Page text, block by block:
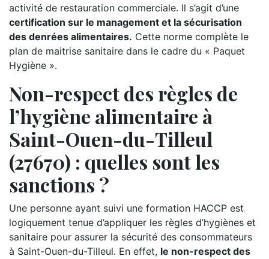
activité de restauration commerciale. Il s’agit d’une
certification sur le management et la sécurisation
des denrées alimentaires. Cette norme complète le
plan de maitrise sanitaire dans le cadre du « Paquet
Hygiène ».
Non-respect des règles de
l’hygiène alimentaire à
Saint-Ouen-du-Tilleul
(27670) : quelles sont les
sanctions ?
Une personne ayant suivi une formation HACCP est
logiquement tenue d’appliquer les règles d’hygiènes et
sanitaire pour assurer la sécurité des consommateurs
à Saint-Ouen-du-Tilleul. En effet, le non-respect des